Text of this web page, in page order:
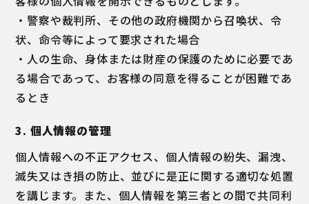
・警察や裁判所、その他の政府機関から召喚状、令
状、命令等によって要求された場合
・人の生命、身体または財産の保護のために必要であ
る場合であって、お客様の同意を得ることが困難であ
るとき
3. 個人情報の管理
個人情報への不正アクセス、個人情報の紛失、漏洩、
滅失又はき損の防止、並びに是正に関する適切な処置
を講じます。また、個人情報を第三者との間で共同利